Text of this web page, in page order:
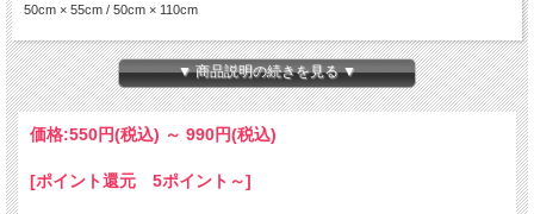
50cm × 55cm / 50cm × 110cm
商用利用
有輪商店へ直接お問い合わせ下さい。
注意事項
【商品画像について】
実際の色に近くなる様、撮影・色調補正は行っておりますが、ディスプレイの種類
【ご注文数量と商品サイズについて】
▼ 商品説明の続きを見る ▼
価格:550円(税込) ～ 990円(税込)
[ポイント還元 5ポイント～]